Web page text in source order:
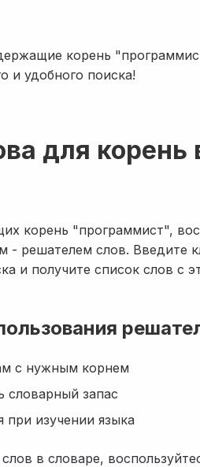
корень
и удобного поиска!
для корень
корень "программист",
- решателем слов. Введите
и получите список слов с
с нужным корнем
запас
при изучении языка
в словаре,